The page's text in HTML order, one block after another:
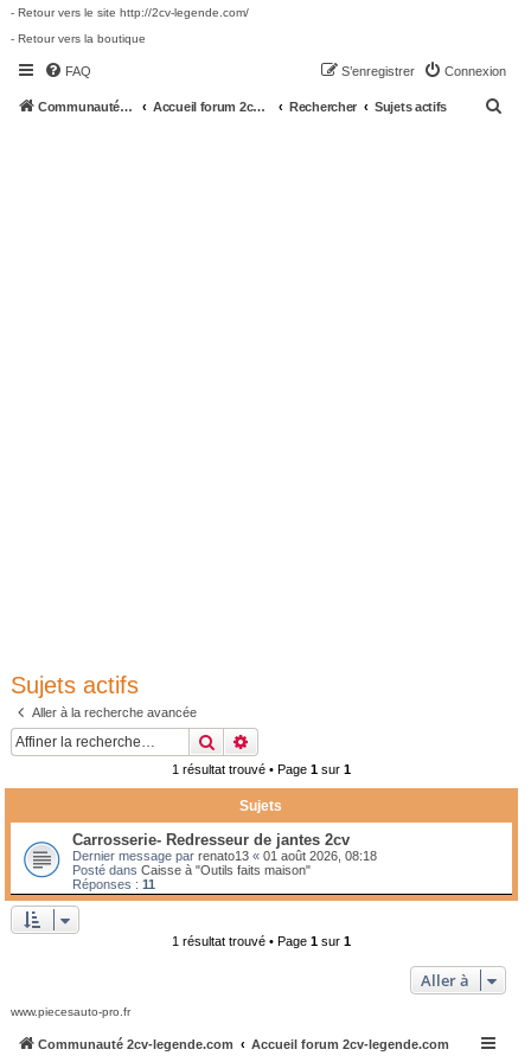
- Retour vers le site http://2cv-legende.com/
- Retour vers la boutique
FAQ Connexion
S’enregistrer
Communauté 2cv-legende.com Accueil forum 2cv-legende.com Rechercher Sujets actifs
Sujets actifs
Aller à la recherche avancée
Rechercher
1 résultat trouvé • Page 1sur 1
Sujets
Carrosserie- Redresseur de jantes 2cv
Dernier message par renato13 « 01 août 2026, 08:18
Posté dans Caisse à "Outils faits maison"
Réponses : 11
1 résultat trouvé • Page 1sur 1
Aller à
www.piecesauto-pro.fr
Communauté 2cv-legende.com Accueil forum 2cv-legende.com